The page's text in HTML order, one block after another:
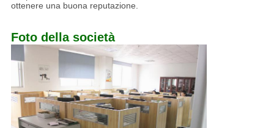
ottenere una buona reputazione.
Foto della società